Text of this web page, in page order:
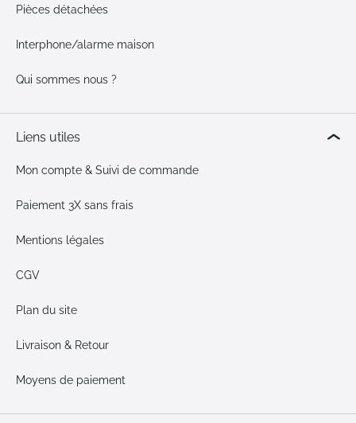
Pièces détachées
Interphone/alarme maison
Qui sommes nous ?
Liens utiles
Mon compte & Suivi de commande
Paiement 3X sans frais
Mentions légales
CGV
Plan du site
Livraison & Retour
Moyens de paiement